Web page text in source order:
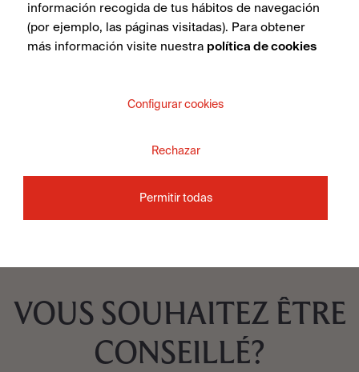
VOIR LA COLLECTION
VOUS SOUHAITEZ ÊTRE
CONSEILLÉ?
información recogida de tus hábitos de navegación
(por ejemplo, las páginas visitadas). Para obtener
más información visite nuestra política de cookies
Configurar cookies
Rechazar
Permitir todas